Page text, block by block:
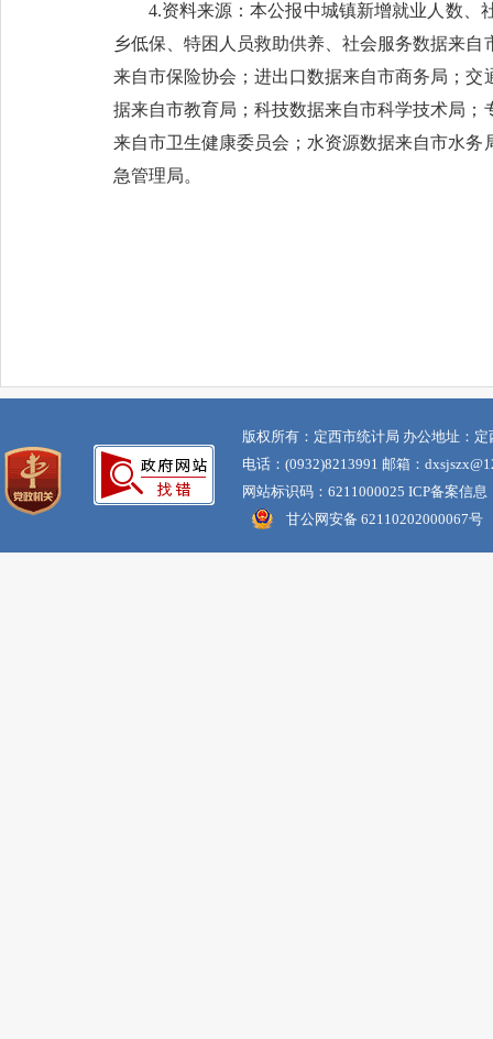
4.资料来源：本公报中城镇新增就业人数、
乡低保、特困人员救助供养、社会服务数据来
来自市保险协会；进出口数据来自市商务局；
据来自市教育局；科技数据来自市科学技术局
来自市卫生健康委员会；水资源数据来自市水
急管理局。
版权所有：定西市统计局 办公地址：
电话：(0932)8213991 邮箱：
网站标识码：6211000025 ICP备案信息
甘公网安备 62110202000067号